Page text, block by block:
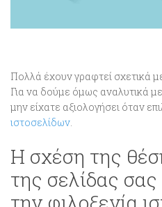
Πολλά έχουν γραφτεί σχετικά
Για να δούμε όμως αναλυτικά
μην είχατε αξιολογήσει όταν
ιστοσελίδων.
Η σχέση της
της σελίδας